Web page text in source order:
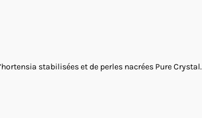
stabilisées et de perles nacrées Pure Crystal.